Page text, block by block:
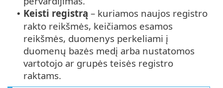
• Keisti registrą – kuriamos naujos registro
rakto reikšmės, keičiamos esamos
reikšmės, duomenys perkeliami į
duomenų bazės medį arba nustatomos
vartotojo ar grupės teisės registro
raktams.